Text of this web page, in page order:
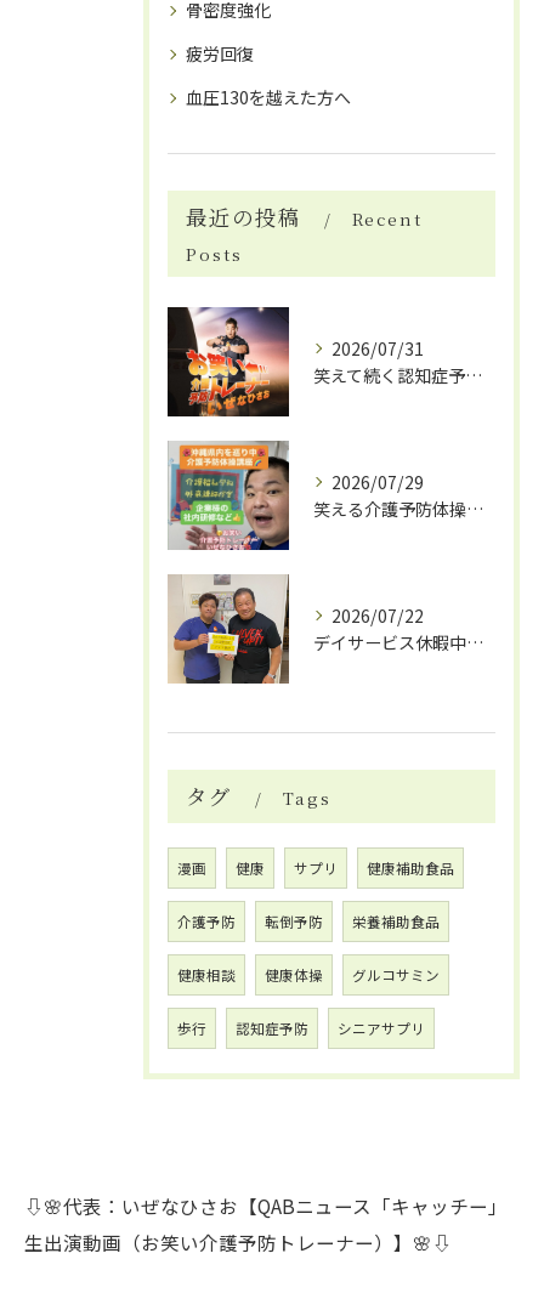
骨密度強化
疲労回復
血圧130を越えた方へ
最近の投稿
Recent
Posts
2026/07/31
笑えて続く認知症予防体操
2026/07/29
笑える介護予防体操で笑いと健康効果
2026/07/22
デイサービス休暇中の自費リハビリ活用法
タグ Tags
漫画 健康 サプリ 健康補助食品
介護予防 転倒予防 栄養補助食品
健康相談 健康体操 グルコサミン
歩行 認知症予防 シニアサプリ
⇩🌸代表：いぜなひさお【QABニュース「キャッチー」
生出演動画（お笑い介護予防トレーナー）】🌸⇩